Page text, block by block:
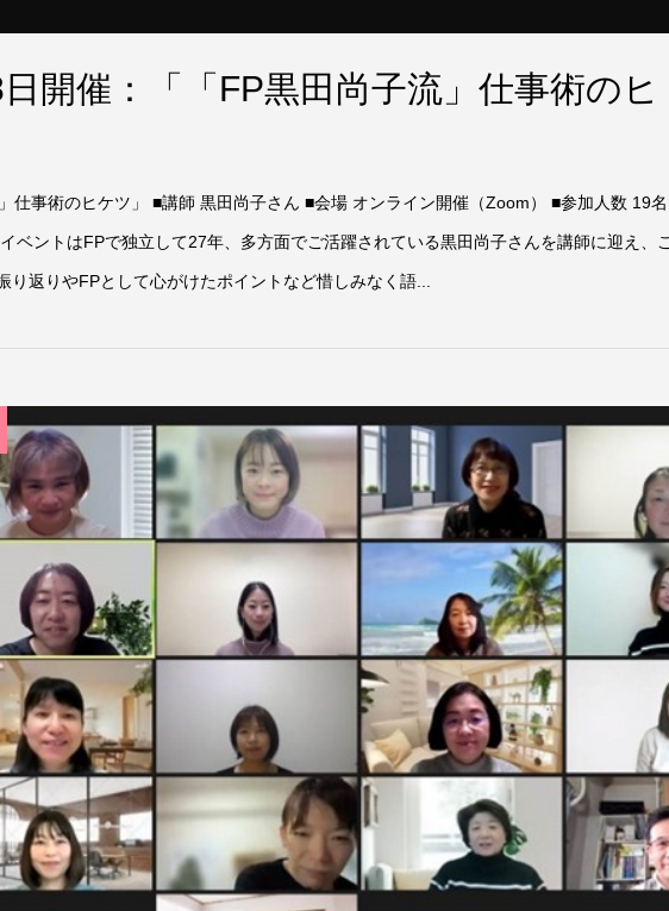
開催：「「FP黒田尚子流」仕事術のヒ
仕事術のヒケツ」 ■講師 黒田尚子さん ■会場 オンライン開催（Zoom） ■参加人数 19
ベントはFPで独立して27年、多方面でご活躍されている黒田尚子さんを講師に迎え、
り返りやFPとして心がけたポイントなど惜しみなく語...